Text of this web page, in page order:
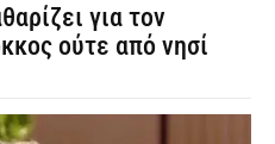
για τον
ούτε από νησί